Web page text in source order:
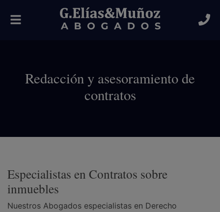
Alternar
navegación
Redacción y asesoramiento de
contratos
Especialistas en Contratos sobre
inmuebles
Nuestros Abogados especialistas en Derecho